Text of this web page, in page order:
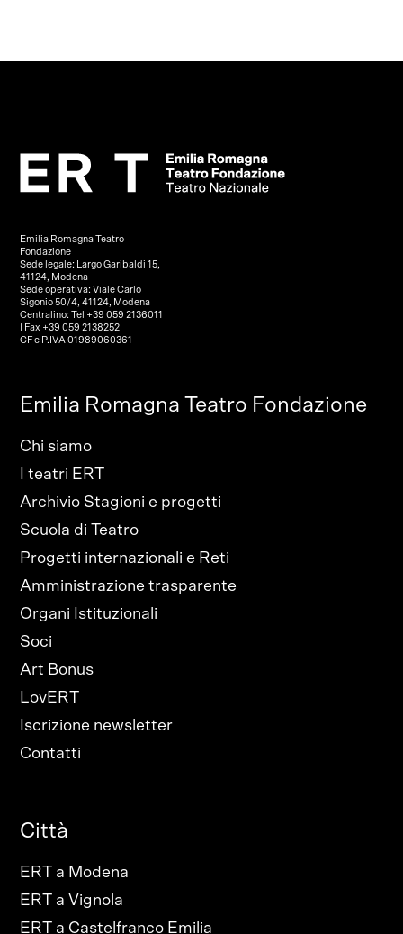
Emilia Romagna Teatro
Fondazione
Sede legale: Largo Garibaldi 15,
41124, Modena
Sede operativa: Viale Carlo
Sigonio 50/4, 41124, Modena
Centralino: Tel +39 059 2136011
| Fax +39 059 2138252
CF e P.IVA 01989060361
Emilia Romagna Teatro Fondazione
Chi siamo
I teatri ERT
Archivio Stagioni e progetti
Scuola di Teatro
Progetti internazionali e Reti
Amministrazione trasparente
Organi Istituzionali
Soci
Art Bonus
LovERT
Iscrizione newsletter
Contatti
Città
ERT a Modena
ERT a Vignola
ERT a Castelfranco Emilia